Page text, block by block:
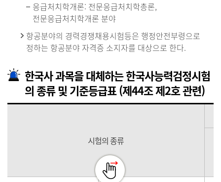
응급처치학개론: 전문응급처치학총론,
전문응급처치학개론 분야
항공분야의 경력경쟁채용시험등은 행정안전부령으로
정하는 항공분야 자격증 소지자를 대상으로 한다.
한국사 과목을 대체하는 한국사능력검정시험
의 종류 및 기준등급표 (제44조 제2호 관련)
시험의 종류